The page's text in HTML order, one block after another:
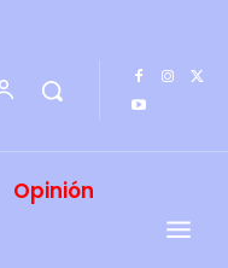
Opinión